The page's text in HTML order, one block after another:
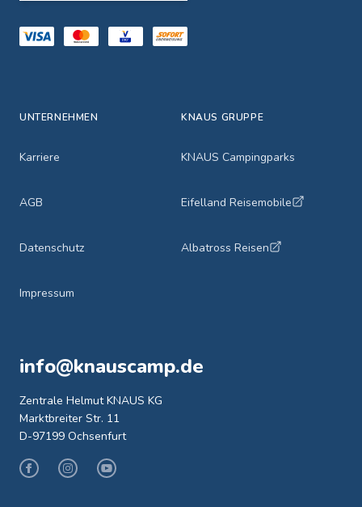
UNTERNEHMEN
Karriere
AGB
Datenschutz
Impressum
KNAUS GRUPPE
KNAUS Campingparks
Eifelland Reisemobile
Albatross Reisen
info@knauscamp.de
Zentrale Helmut KNAUS KG
Marktbreiter Str. 11
D-97199 Ochsenfurt
FacebookInstagramYoutube